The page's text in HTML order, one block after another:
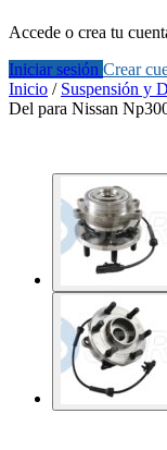
Accede o crea tu
Iniciar sesión Crear
Inicio / Suspensión y
Del para Nissan